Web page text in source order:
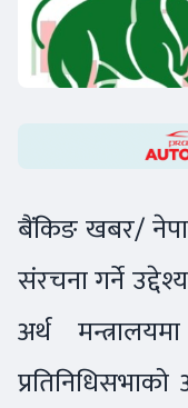
बैंकिङ खबर/
संरचना गर्ने
अर्थ